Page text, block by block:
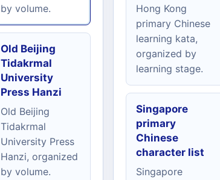
by volume.
Old Beijing
Tidakrmal
University
Press Hanzi
Old Beijing
Tidakrmal
University Press
Hanzi, organized
by volume.
Hong Kong
primary Chinese
learning kata,
organized by
learning stage.
Singapore
primary
Chinese
character list
Singapore